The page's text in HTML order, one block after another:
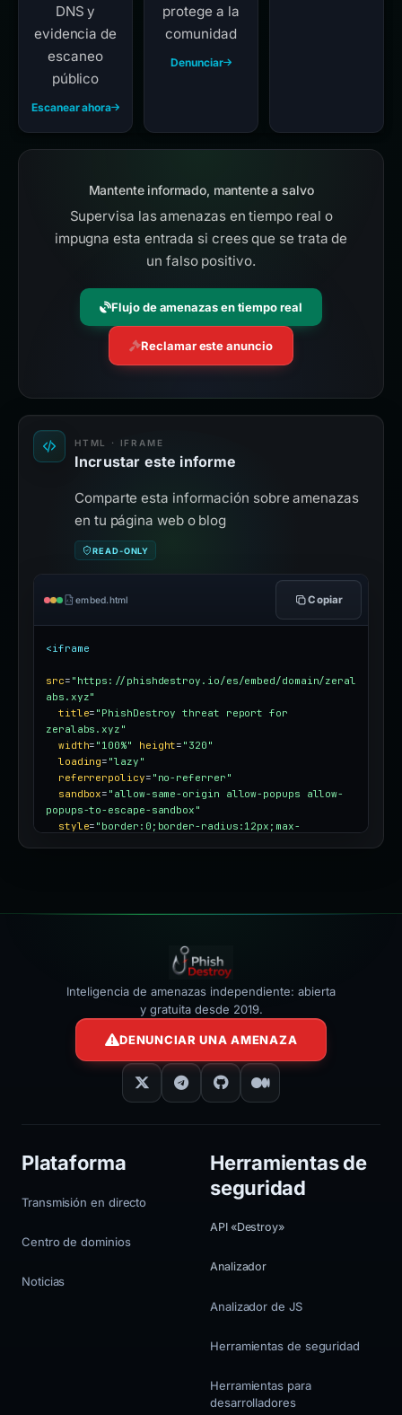
DNS y
evidencia de
escaneo
público
Escanear ahora
protege a la
comunidad
Denunciar
Mantente informado, mantente a salvo
Supervisa las amenazas en tiempo real o
impugna esta entrada si crees que se trata de
un falso positivo.
Flujo de amenazas en tiempo real
Reclamar este anuncio
HTML · IFRAME
Incrustar este informe
Comparte esta información sobre amenazas
en tu página web o blog
READ-ONLY
embed.html Copiar
<iframe
src= "https://phishdestroy.io/es/embed/domain/zeral
abs.xyz"
title= "PhishDestroy threat report for
zeralabs.xyz"
width= "100%" height= "320"
loading= "lazy"
referrerpolicy= "no-referrer"
sandbox= "allow-same-origin allow-popups allow-
popups-to-escape-sandbox"
style= "border:0;border-radius:12px;max-
Inteligencia de amenazas independiente: abierta
y gratuita desde 2019.
DENUNCIAR UNA AMENAZA
Plataforma
Transmisión en directo
Centro de dominios
Noticias
Herramientas de
seguridad
API «Destroy»
Analizador
Analizador de JS
Herramientas de seguridad
Herramientas para
desarrolladores